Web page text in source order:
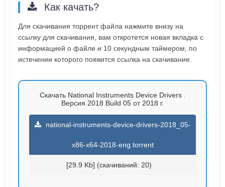
Как качать?
Для скачивания торрент файла нажмите внизу на
ссылку для скачивания, вам откротется новая вкладка с
информацией о файле и 10 секундным таймером, по
истечении которого появится ссылка на скачивание.
Скачать National Instruments Device Drivers .
Версия 2018 Build 05 от 2018 г.
national-instruments-device-drivers-2018_05-
x86-x64-2018-eng.torrent
[29.9 Kb] (cкачиваний: 20)